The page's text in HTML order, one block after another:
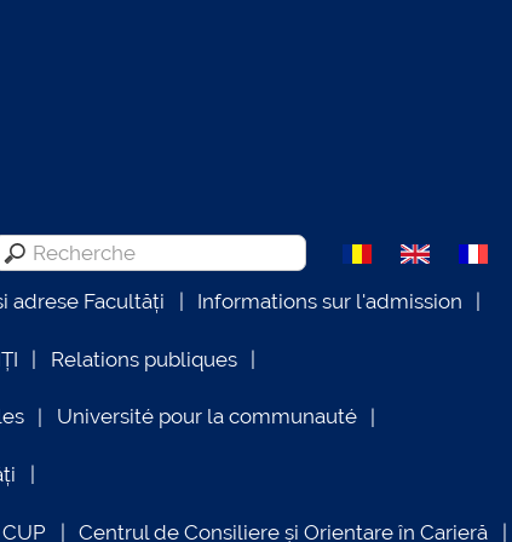
adrese Facultăți Informations sur l'admission
Relations publiques
Université pour la communauté
Centrul de Consiliere și Orientare în Carieră